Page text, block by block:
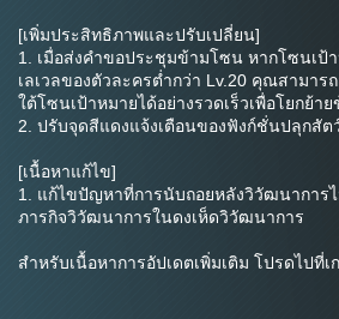
[เพิ่มประสิทธิภาพและปรับเปลี่ยน]
1. เมื่อส่งคำขอประชุมข้ามโซน หากโซนเป้
เลเวลของตัวละครต่ำกว่า Lv.20 คุณสามาร
ใต้โซนเป้าหมายได้อย่างรวดเร็วเพื่อโยกย้า
2. ปรับจุดสีแดงแจ้งเตือนของฟังก์ชั่นปลุกสัต
[เนื้อหาแก้ไข]
1. แก้ไขปัญหาที่การนับถอยหลังวิวัฒนาการ
ภารกิจวิวัฒนาการในดงเห็ดวิวัฒนาการ
สำหรับเนื้อหาการอัปเดตเพิ่มเติม โปรดไปที่เ